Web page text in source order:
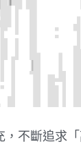
不斷追求